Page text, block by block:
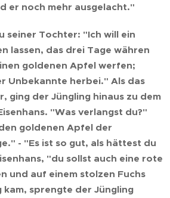
er noch mehr ausgelacht."
seiner Tochter: "Ich will ein
lassen, das drei Tage währen
goldenen Apfel werfen;
Unbekannte herbei." Als das
ging der Jüngling hinaus zu dem
"Was verlangst du?"
goldenen Apfel der
- "Es ist so gut, als hättest du
"du sollst auch eine rote
und auf einem stolzen Fuchs
sprengte der Jüngling